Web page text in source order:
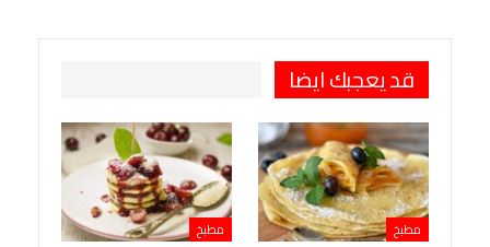
قد يعجبك ايضا
مطبخ مطبخ